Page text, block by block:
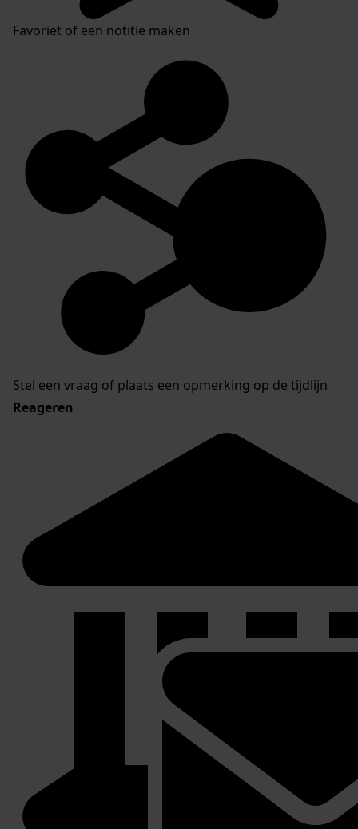
Favoriet of een notitie maken
Stel een vraag of plaats een opmerking op de tijdlijn
Reageren